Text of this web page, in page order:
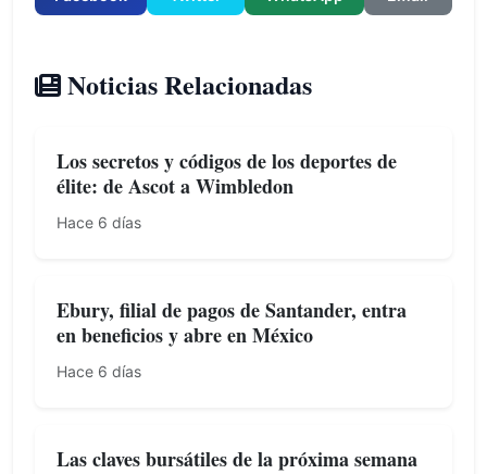
Noticias Relacionadas
Los secretos y códigos de los deportes de
élite: de Ascot a Wimbledon
Hace 6 días
Ebury, filial de pagos de Santander, entra
en beneficios y abre en México
Hace 6 días
Las claves bursátiles de la próxima semana